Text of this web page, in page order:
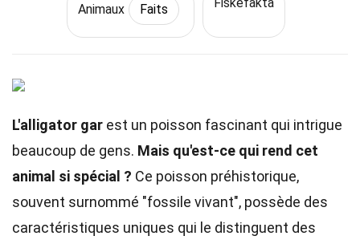
Animaux Faits
L'alligator gar est un poisson fascinant qui intrigue
beaucoup de gens. Mais qu'est-ce qui rend cet
animal si spécial ? Ce poisson préhistorique,
souvent surnommé "fossile vivant", possède des
caractéristiques uniques qui le distinguent des